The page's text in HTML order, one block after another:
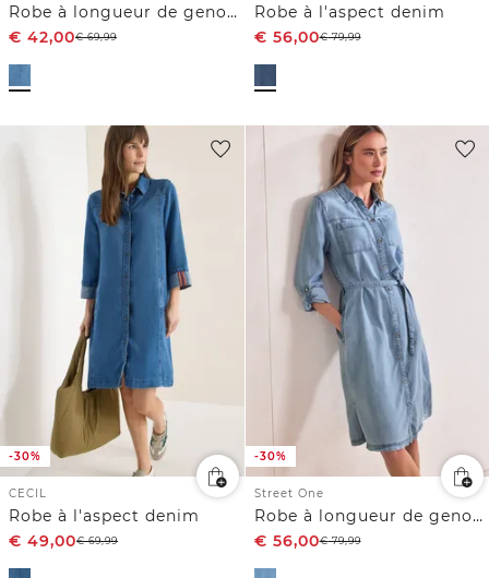
Robe à longueur de genou en look denim
€ 42,00€69,99
Robe à l'aspect denim
€ 56,00€79,99
-30%
CECIL
Robe à l'aspect denim
€ 49,00€69,99
-30%
Street One
Robe à longueur de genou au look délavé
€ 56,00€79,99